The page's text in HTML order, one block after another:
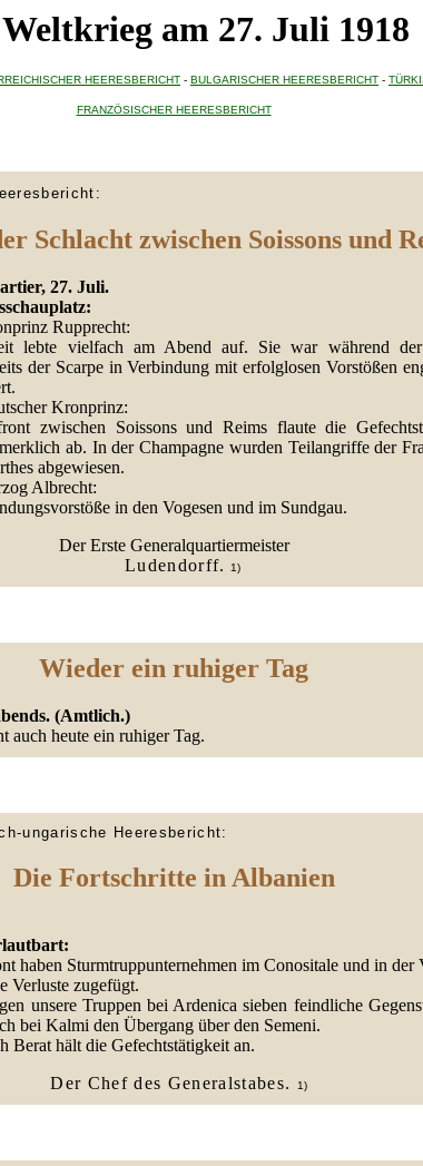
am 27. Juli 1918
HEERESBERICHT - BULGARISCHER HEERESBERICHT -
FRANZÖSISCHER HEERESBERICHT
Schlacht zwischen Soissons und
27. Juli.
Rupprecht:
lebte vielfach am Abend auf. Sie war während
der Scarpe in Verbindung mit erfolglosen Vorstößen
Kronprinz:
zwischen Soissons und Reims flaute die
ab. In der Champagne wurden Teilangriffe der
abgewiesen.
Albrecht:
in den Vogesen und im Sundgau.
Der Erste Generalquartiermeister
Ludendorff.
1)
Wieder ein ruhiger Tag
(Amtlich.)
auch heute ein ruhiger Tag.
ungarische Heeresbericht:
Die Fortschritte in Albanien
haben Sturmtruppunternehmen im Conositale und in der
Verluste zugefügt.
unsere Truppen bei Ardenica sieben feindliche
bei Kalmi den Übergang über den Semeni.
Berat hält die Gefechtstätigkeit an.
Der Chef des Generalstabes.
1)